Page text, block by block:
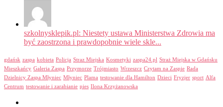
szkolnysklepik.pl: Niestety ustawa Ministerstwa Zdrowia ma
być zaostrzona i prawdopobnie wiele skle...
gdańsk zaspa kobieta Policja Straz Miejska Kosmetyki zaspa24.pl Straż Miejska w Gdańsku
Mieszkańcy Galeria Zaspa Przymorze Trójmiasto Wrzeszcz Czytam na Zaspie Rada
Dzielnicy Zaspa Młyniec Młyniec Plama testowanie dla Hamilton Dzieci Fryzjer sport Alfa
Centrum testowanie i zarabianie pies Ilona Krzyżanowska